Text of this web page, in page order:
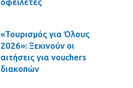
«Τουρισμός για Όλους
2026»: Ξεκινούν οι
αιτήσεις για vouchers
διακοπών